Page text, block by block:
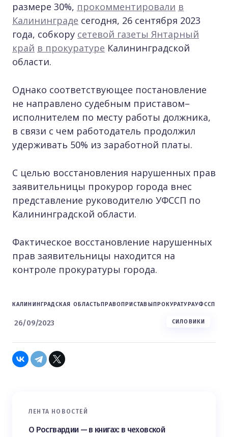
размере 30%, прокомментировали в
Калининграде сегодня, 26 сентября 2023
года, собкору сетевой газеты Янтарный
край в прокуратуре Калининградской
области.
Однако соответствующее постановление
не направлено судебным приставом–
исполнителем по месту работы должника,
в связи с чем работодатель продолжил
удерживать 50% из заработной платы.
С целью восстановления нарушенных прав
заявительницы прокурор города внес
представление руководителю УФССП по
Калининградской области.
Фактическое восстановление нарушенных
прав заявительницы находится на
контроле прокуратуры города.
КАЛИНИНГРАДСКАЯ ОБЛАСТЬПРАВОПРИСТАВЫПРОКУРАТУРАУФССП
26/09/2023 СИЛОВИКИ
ЛЕНТА НОВОСТЕЙ
О Росгвардии — в книгах: в чеховской